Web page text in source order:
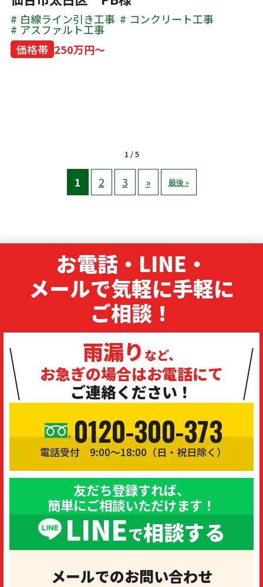
白線ライン引き工事 コンクリート工事
アスファルト工事
価格帯 250万円～
1 / 5
1 2 3 » 最後 »
お電話・LINE・
メールで気軽に手軽に
ご相談！
雨漏り など、
お急ぎの場合はお電話にて
ご連絡ください！
0120-300-373
電話受付 9:00〜18:00（日・祝日除く）
友だち登録すれば、
簡単にご相談いただけます！
LINEで相談する
メールでのお問い合わせ